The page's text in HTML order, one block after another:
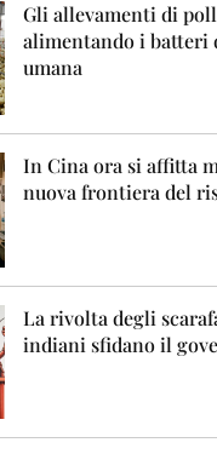
Gli allevamenti di
alimentando i batteri
umana
In Cina ora si affitta
nuova frontiera del
La rivolta degli
indiani sfidano il